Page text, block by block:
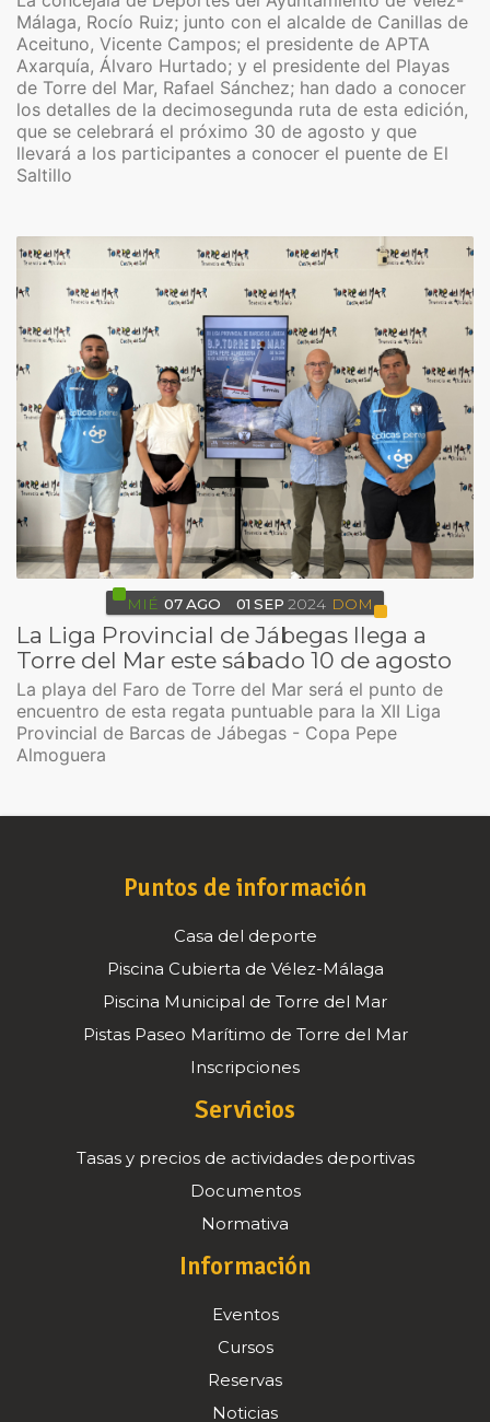
Málaga, Rocío Ruiz; junto con el alcalde de Canillas de
Aceituno, Vicente Campos; el presidente de APTA
Axarquía, Álvaro Hurtado; y el presidente del Playas
de Torre del Mar, Rafael Sánchez; han dado a conocer
los detalles de la decimosegunda ruta de esta edición,
que se celebrará el próximo 30 de agosto y que
llevará a los participantes a conocer el puente de El
Saltillo
MIÉ 07AGO 01 SEP 2024 DOM
La Liga Provincial de Jábegas llega a
Torre del Mar este sábado 10 de agosto
La playa del Faro de Torre del Mar será el punto de
encuentro de esta regata puntuable para la XII Liga
Provincial de Barcas de Jábegas - Copa Pepe
Almoguera
Puntos de información
Casa del deporte
Piscina Cubierta de Vélez-Málaga
Piscina Municipal de Torre del Mar
Pistas Paseo Marítimo de Torre del Mar
Inscripciones
Servicios
Tasas y precios de actividades deportivas
Documentos
Normativa
Información
Eventos
Cursos
Reservas
Noticias